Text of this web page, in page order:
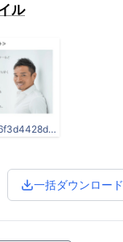
ル
18429-87-33155ddf6f3d4428da16ba26eecd7de2-709x376.png
一括ダウンロード